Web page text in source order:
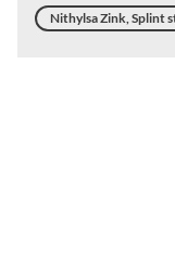
Nithylsa Zink, Splint